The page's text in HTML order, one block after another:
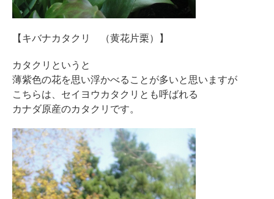
【キバナカタクリ （黄花片栗）】
カタクリというと
薄紫色の花を思い浮かべることが多いと思いますが
こちらは、セイヨウカタクリとも呼ばれる
カナダ原産のカタクリです。